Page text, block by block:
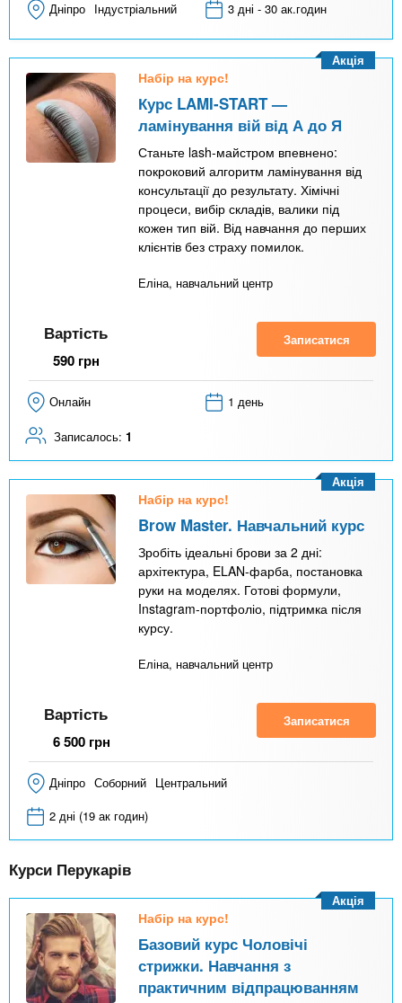
Дніпро Індустріальний 3 дні - 30 ак.годин
Набір на курс!
Курс LAMI-START —
ламінування вій від А до Я
Станьте lash-майстром впевнено:
покроковий алгоритм ламінування від
консультації до результату. Хімічні
процеси, вибір складів, валики під
кожен тип вій. Від навчання до перших
клієнтів без страху помилок.
Еліна, навчальний центр
Акція
Вартість
590 грн
Записатися
Онлайн 1 день
Записалось: 1
Набір на курс!
Brow Master. Навчальний курс
Зробіть ідеальні брови за 2 дні:
архітектура, ELAN-фарба, постановка
руки на моделях. Готові формули,
Instagram-портфоліо, підтримка після
курсу.
Еліна, навчальний центр
Акція
Вартість
6 500 грн
Записатися
Дніпро Соборний Центральний
2 дні (19 ак годин)
Курси Перукарів
Набір на курс!
Базовий курс Чоловічі
стрижки. Навчання з
практичним відпрацюванням
Акція